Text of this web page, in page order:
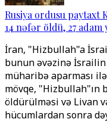
Rusiya ordusu paytaxt
14 nəfər öldü, 27 adam
İran, "Hizbullah"a
bunun əvəzinə
müharibə aparması
mövqe, "Hizbullah"ın
öldürülməsi və Livan
hücumlardan sonra